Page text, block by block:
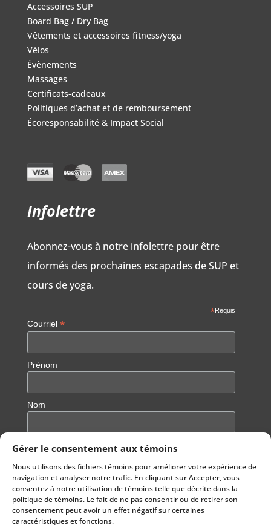
Gérer le consentement aux témoins
Nous utilisons des fichiers témoins pour améliorer votre expérience de
navigation et analyser notre trafic. En cliquant sur Accepter, vous
consentez à notre utilisation de témoins telle que décrite dans la
politique de témoins. Le fait de ne pas consentir ou de retirer son
consentement peut avoir un effet négatif sur certaines
caractéristiques et fonctions.
Accessoires SUP
Board Bag / Dry Bag
Vêtements et accessoires fitness/yoga
Vélos
Évènements
Massages
Certificats-cadeaux
Politiques d’achat et de remboursement
Écoresponsabilité & Impact Social
Infolettre
Abonnez-vous à notre infolettre pour être
informés des prochaines escapades de SUP et
cours de yoga.
*Requis
Courriel *
Prénom
Nom